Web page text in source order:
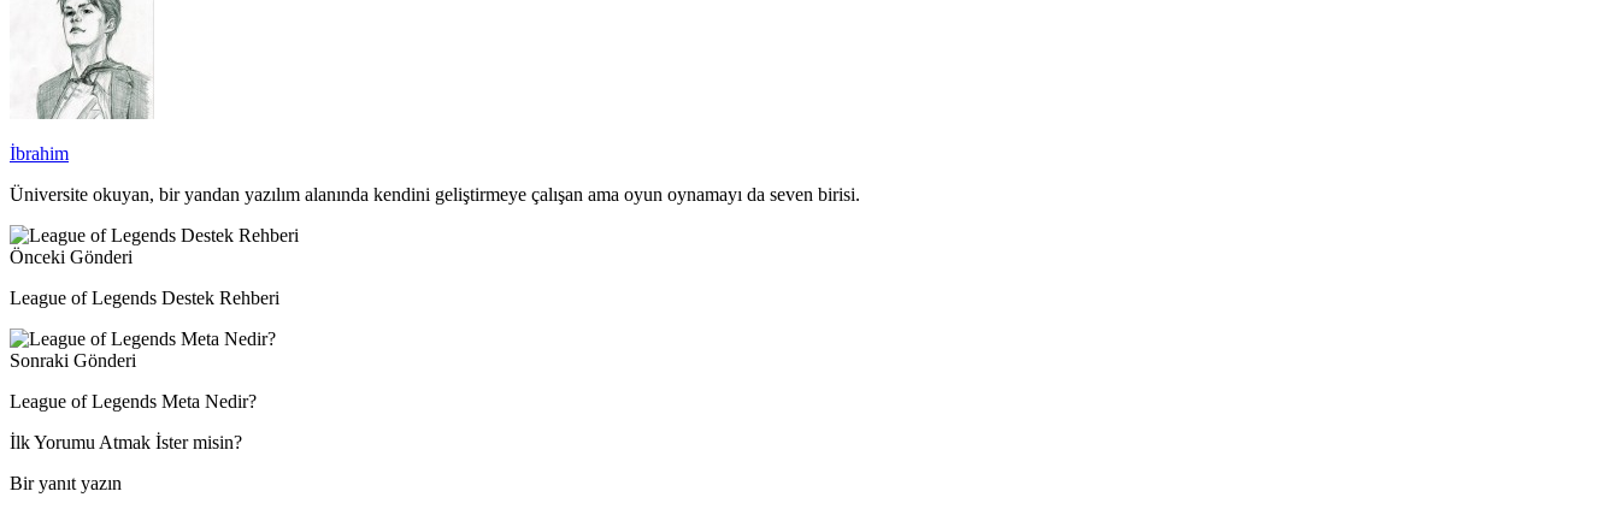
İbrahim
Üniversite okuyan, bir yandan yazılım alanında kendini geliştirmeye çalışan ama oyun oynamayı da seven birisi.
Önceki Gönderi
League of Legends Destek Rehberi
Sonraki Gönderi
League of Legends Meta Nedir?
İlk Yorumu Atmak İster misin?
Bir yanıt yazın